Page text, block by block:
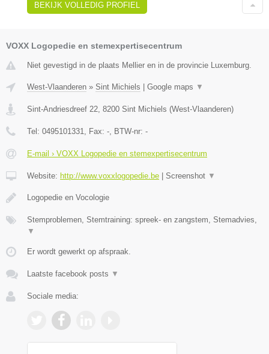
BEKIJK VOLLEDIG PROFIEL
VOXX Logopedie en stemexpertisecentrum
Niet gevestigd in de plaats Mellier en in de provincie Luxemburg.
West-Vlaanderen » Sint Michiels Google maps ▼
Sint-Andriesdreef 22, 8200 Sint Michiels (West-Vlaanderen)
Tel: 0495101331, Fax: -, BTW-nr: -
E-mail › VOXX Logopedie en stemexpertisecentrum
Website: http://www.voxxlogopedie.be Screenshot ▼
Logopedie en Vocologie
Stemproblemen, Stemtraining: spreek- en zangstem, Stemadvies,
▼
Er wordt gewerkt op afspraak.
Laatste facebook posts ▼
Sociale media: